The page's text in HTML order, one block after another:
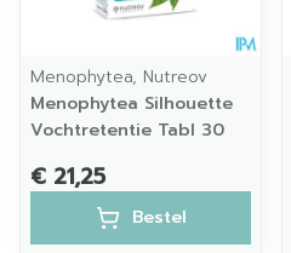
Menophytea, Nutreov
Menophytea Silhouette
Vochtretentie Tabl 30
€ 21,25
Bestel